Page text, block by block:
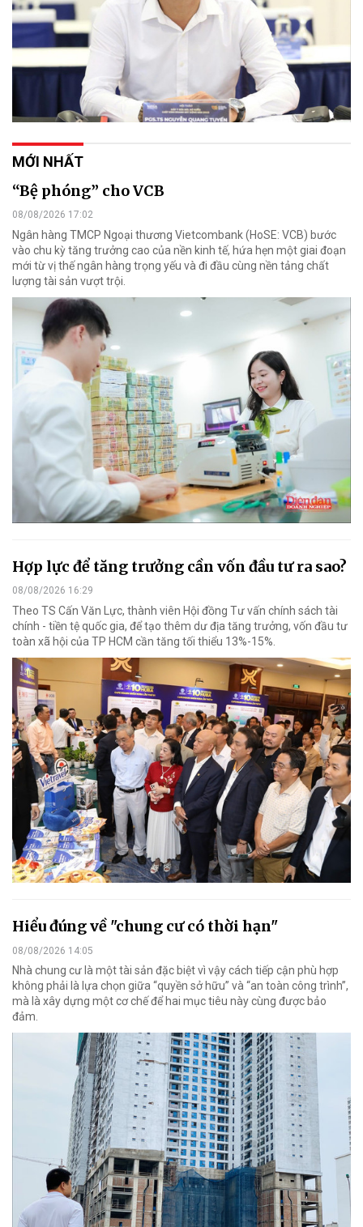
MỚI NHẤT
“Bệ phóng” cho VCB
08/08/2026 17:02
Ngân hàng TMCP Ngoại thương Vietcombank (HoSE: VCB) bước
vào chu kỳ tăng trưởng cao của nền kinh tế, hứa hẹn một giai đoạn
mới từ vị thế ngân hàng trọng yếu và đi đầu cùng nền tảng chất
lượng tài sản vượt trội.
Hợp lực để tăng trưởng cần vốn đầu tư ra sao?
08/08/2026 16:29
Theo TS Cấn Văn Lực, thành viên Hội đồng Tư vấn chính sách tài
chính - tiền tệ quốc gia, để tạo thêm dư địa tăng trưởng, vốn đầu tư
toàn xã hội của TP HCM cần tăng tối thiểu 13%-15%.
Hiểu đúng về "chung cư có thời hạn"
08/08/2026 14:05
Nhà chung cư là một tài sản đặc biệt vì vậy cách tiếp cận phù hợp
không phải là lựa chọn giữa “quyền sở hữu” và “an toàn công trình”,
mà là xây dựng một cơ chế để hai mục tiêu này cùng được bảo
đảm.